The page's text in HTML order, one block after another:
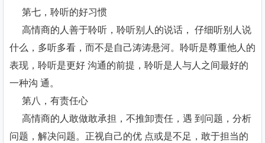
第七，聆听的好习惯
高情商的人善于聆听，聆听别人的说话， 仔细听别人说
什么，多听多看，而不是自己涛涛悬河。聆听是尊重他人的
表现，聆听是更好 沟通的前提，聆听是人与人之间最好的
一种沟 通。
第八，有责任心
高情商的人敢做敢承担，不推卸责任，遇 到问题，分析
问题，解决问题。正视自己的优 点或是不足，敢于担当的